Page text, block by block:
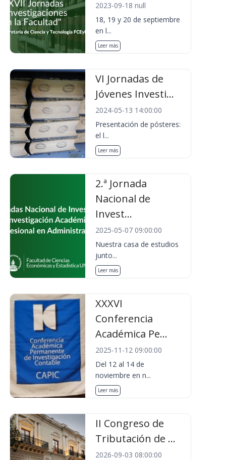
2023-09-18 null
18, 19 y 20 de septiembre
en l...
Leer más
VI Jornadas de
Jóvenes Investi...
2024-05-13 14:00:00
Presentación de pósteres:
el l...
Leer más
2.ª Jornada
Nacional de
Invest...
2025-05-07 09:00:00
Nuestra casa de estudios
junto...
Leer más
XXXVI
Conferencia
Académica Pe...
2025-11-12 09:00:00
Del 12 al 14 de
noviembre en n...
Leer más
II Congreso de
Tributación de ...
2026-09-03 08:00:00